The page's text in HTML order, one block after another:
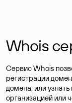
Whois
Сервис Whois
регистрации
домена, или
организацией или